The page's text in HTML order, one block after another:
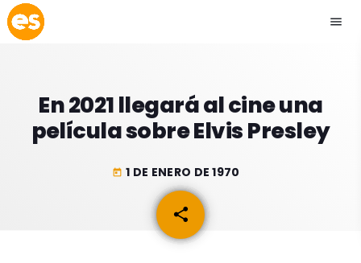
menu
play_arrow EMISIÓN LA PAZ
En 2021 llegará al cine una
película sobre Elvis Presley
today 1 DE ENERO DE 1970
share
email